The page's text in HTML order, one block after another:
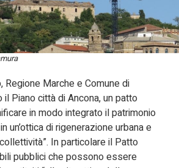
Regione Marche e Comune di
il Piano città di Ancona, un patto
in modo integrato il patrimonio
un’ottica di rigenerazione urbana e
In particolare il Patto
pubblici che possono essere